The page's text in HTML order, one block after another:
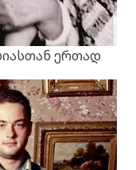
ერთად